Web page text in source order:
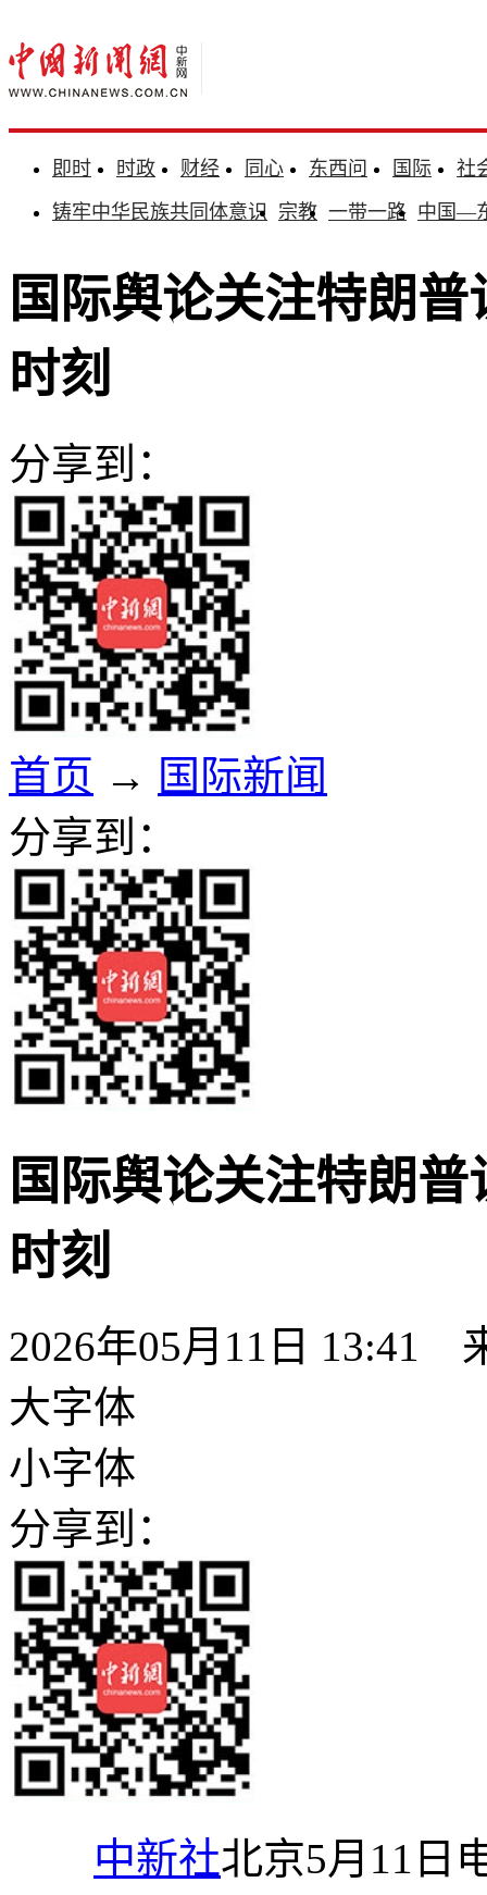
即时 时政 财经 同心 东西问 国际
社
铸牢中华民族共同体意识 宗教 一带一路 中国—
国际舆论关注特朗
时刻
分享到：
首页 → 国际新闻
分享到：
国际舆论关注特朗
时刻
2026年05月11日 13:41
大字体
小字体
分享到：
中新社北京5月11日